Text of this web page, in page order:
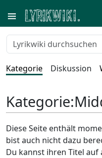
Kategorie Diskussion
Kategorie:
Diese Seite enthält
bist auch nicht dazu
Du kannst ihren Titel auf